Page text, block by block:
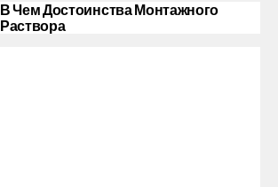
В Чем Достоинства Монтажного
Раствора